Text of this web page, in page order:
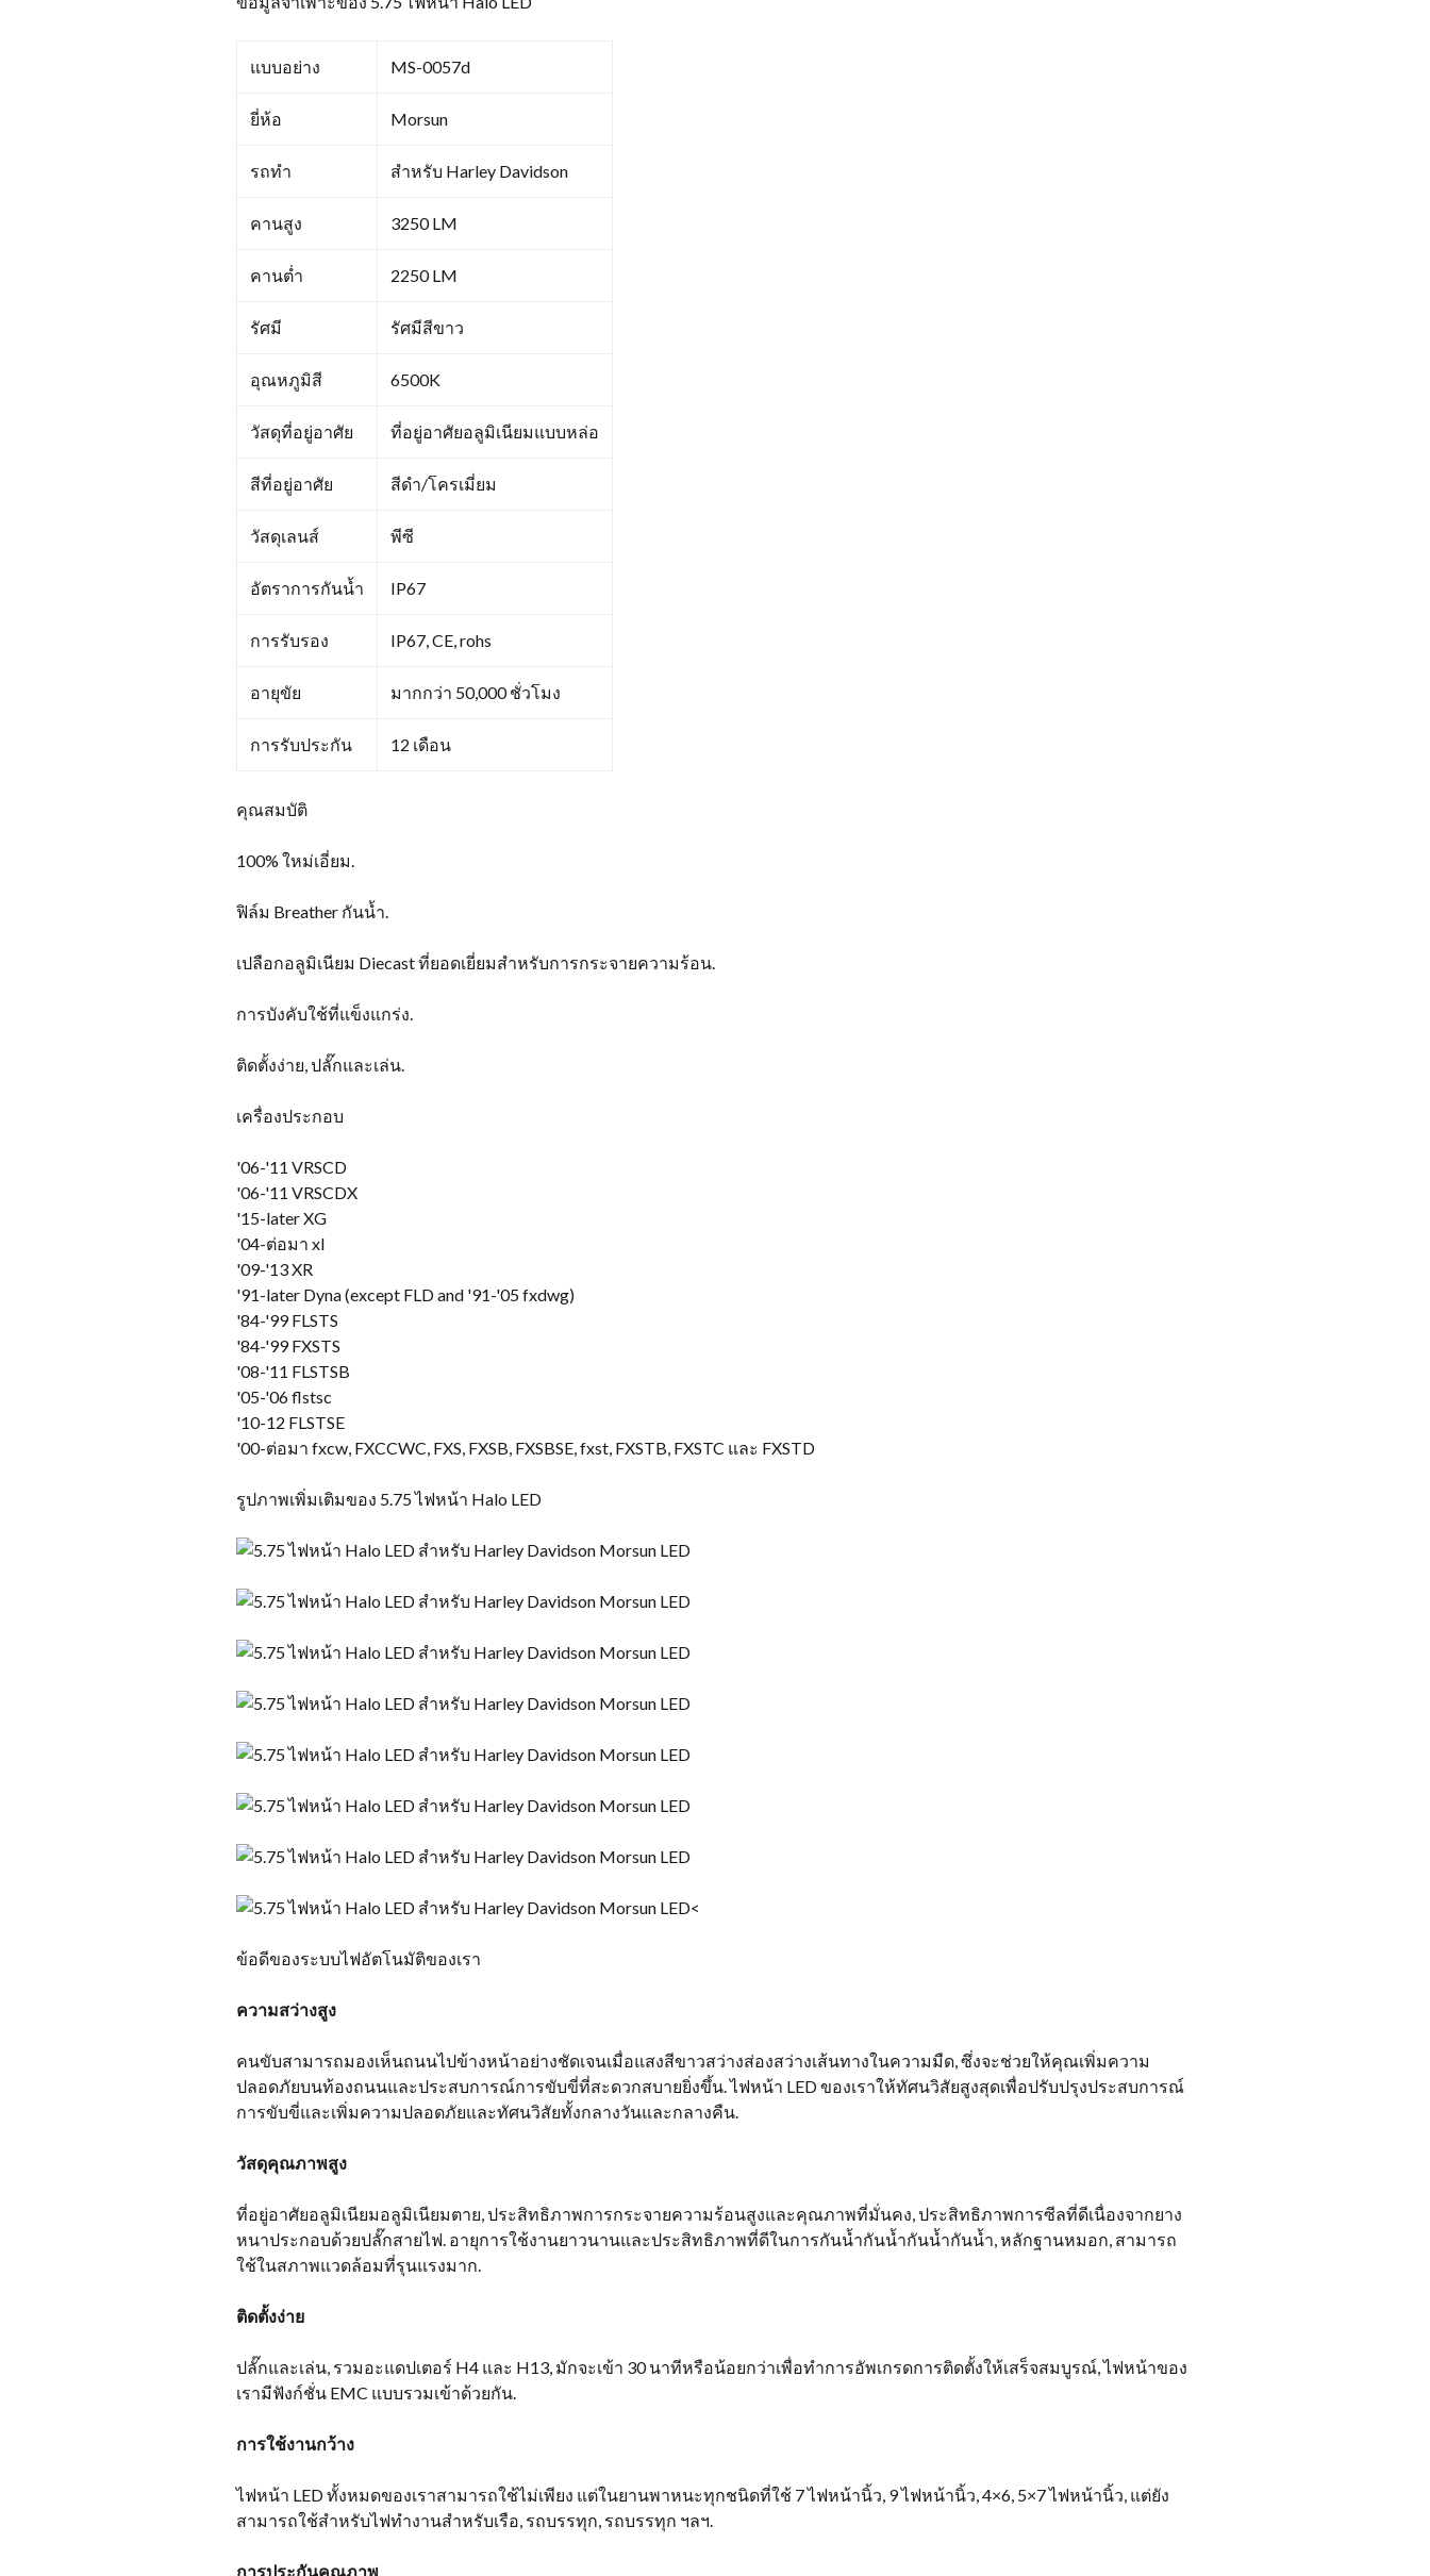
แบบอย่าง MS-0057d
ยี่ห้อ Morsun
รถทำ สำหรับ Harley Davidson
คานสูง 3250 LM
คานต่ำ 2250 LM
รัศมี รัศมีสีขาว
อุณหภูมิสี 6500K
วัสดุที่อยู่อาศัย ที่อยู่อาศัยอลูมิเนียมแบบหล่อ
สีที่อยู่อาศัย สีดำ/โครเมี่ยม
วัสดุเลนส์ พีซี
อัตราการกันน้ำ IP67
การรับรอง IP67, CE, rohs
อายุขัย มากกว่า 50,000 ชั่วโมง
การรับประกัน 12 เดือน
คุณสมบัติ
100% ใหม่เอี่ยม.
ฟิล์ม Breather กันน้ำ.
เปลือกอลูมิเนียม Diecast ที่ยอดเยี่ยมสำหรับการกระจายความร้อน.
การบังคับใช้ที่แข็งแกร่ง.
ติดตั้งง่าย, ปลั๊กและเล่น.
เครื่องประกอบ
'06-'11 VRSCD
'06-'11 VRSCDX
'15-later XG
'04-ต่อมา xl
'09-'13 XR
'91-later Dyna(except FLD and '91-'05 fxdwg)
'84-'99 FLSTS
'84-'99 FXSTS
'08-'11 FLSTSB
'05-'06 flstsc
'10-12 FLSTSE
'00-ต่อมา fxcw, FXCCWC, FXS, FXSB, FXSBSE, fxst, FXSTB, FXSTC และ FXSTD
รูปภาพเพิ่มเติมของ 5.75 ไฟหน้า Halo LED
<
ข้อดีของระบบไฟอัตโนมัติของเรา
ความสว่างสูง
คนขับสามารถมองเห็นถนนไปข้างหน้าอย่างชัดเจนเมื่อแสงสีขาวสว่างส่องสว่างเส้นทางในความมืด, ซึ่งจะช่วยให้คุณเพิ่มความ
ปลอดภัยบนท้องถนนและประสบการณ์การขับขี่ที่สะดวกสบายยิ่งขึ้น. ไฟหน้า LED ของเราให้ทัศนวิสัยสูงสุดเพื่อปรับปรุงประสบการณ์
การขับขี่และเพิ่มความปลอดภัยและทัศนวิสัยทั้งกลางวันและกลางคืน.
วัสดุคุณภาพสูง
ที่อยู่อาศัยอลูมิเนียมอลูมิเนียมตาย, ประสิทธิภาพการกระจายความร้อนสูงและคุณภาพที่มั่นคง, ประสิทธิภาพการซีลที่ดีเนื่องจากยาง
หนาประกอบด้วยปลั๊กสายไฟ. อายุการใช้งานยาวนานและประสิทธิภาพที่ดีในการกันน้ำกันน้ำกันน้ำกันน้ำ, หลักฐานหมอก, สามารถ
ใช้ในสภาพแวดล้อมที่รุนแรงมาก.
ติดตั้งง่าย
ปลั๊กและเล่น, รวมอะแดปเตอร์ H4 และ H13, มักจะเข้า 30 นาทีหรือน้อยกว่าเพื่อทำการอัพเกรดการติดตั้งให้เสร็จสมบูรณ์, ไฟหน้าของ
เรามีฟังก์ชั่น EMC แบบรวมเข้าด้วยกัน.
การใช้งานกว้าง
ไฟหน้า LED ทั้งหมดของเราสามารถใช้ไม่เพียง แต่ในยานพาหนะทุกชนิดที่ใช้ 7 ไฟหน้านิ้ว, 9 ไฟหน้านิ้ว, 4×6, 5×7 ไฟหน้านิ้ว, แต่ยัง
สามารถใช้สำหรับไฟทำงานสำหรับเรือ, รถบรรทุก, รถบรรทุก ฯลฯ.
การประกันคุณภาพ